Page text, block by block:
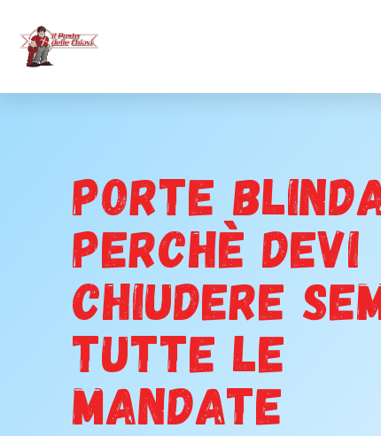
Porte
perchè devi
chiudere
tutte le
mandate